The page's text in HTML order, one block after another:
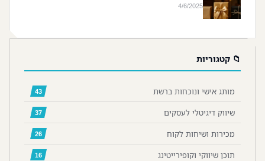
4/6/2025
📁 קטגוריות
מותג אישי ונוכחות ברשת 43
שיווק דיגיטלי לעסקים 37
מכירות ושיחות לקוח 26
תוכן שיווקי וקופירייטינג 16